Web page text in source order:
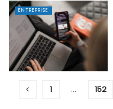
ENTREPRISE
1 … 152